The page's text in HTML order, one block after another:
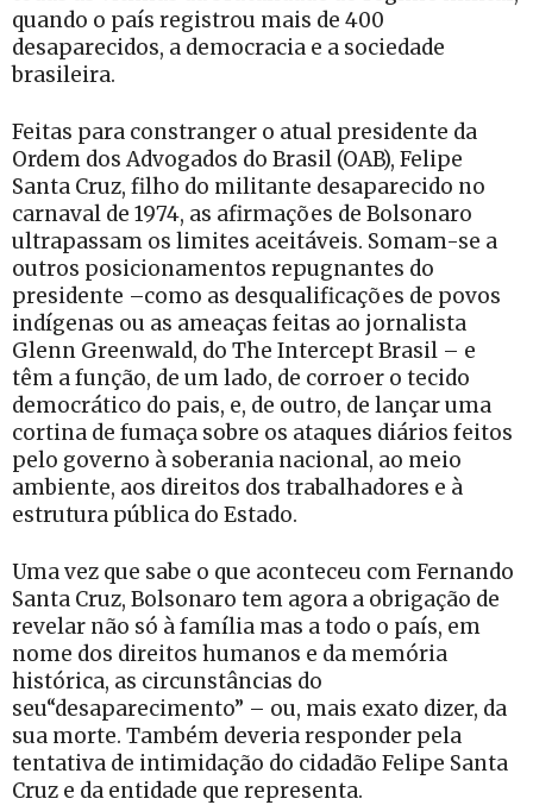
quando o país registrou mais de 400
desaparecidos, a democracia e a sociedade
brasileira.
Feitas para constranger o atual presidente da
Ordem dos Advogados do Brasil (OAB), Felipe
Santa Cruz, filho do militante desaparecido no
carnaval de 1974, as afirmações de Bolsonaro
ultrapassam os limites aceitáveis. Somam-se a
outros posicionamentos repugnantes do
presidente –como as desqualificações de povos
indígenas ou as ameaças feitas ao jornalista
Glenn Greenwald, do The Intercept Brasil – e
têm a função, de um lado, de corroer o tecido
democrático do pais, e, de outro, de lançar uma
cortina de fumaça sobre os ataques diários feitos
pelo governo à soberania nacional, ao meio
ambiente, aos direitos dos trabalhadores e à
estrutura pública do Estado.
Uma vez que sabe o que aconteceu com Fernando
Santa Cruz, Bolsonaro tem agora a obrigação de
revelar não só à família mas a todo o país, em
nome dos direitos humanos e da memória
histórica, as circunstâncias do
seu“desaparecimento” – ou, mais exato dizer, da
sua morte. Também deveria responder pela
tentativa de intimidação do cidadão Felipe Santa
Cruz e da entidade que representa.